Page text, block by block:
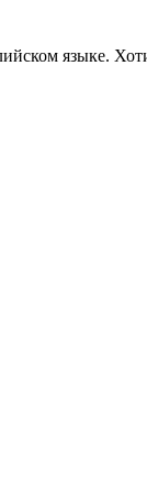
языке.